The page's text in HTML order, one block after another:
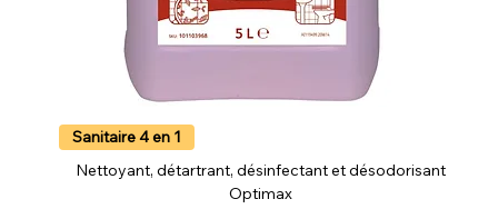
Sanitaire 4 en 1
Nettoyant, détartrant, désinfectant et désodorisant
Optimax